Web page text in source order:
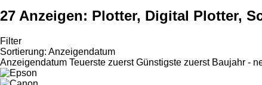
27 Anzeigen: Plotter, Digital Plotter,
Filter
Sortierung: Anzeigendatum
Anzeigendatum Teuerste zuerst Günstigste zuerst Baujahr -